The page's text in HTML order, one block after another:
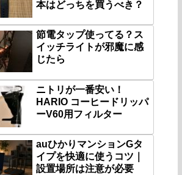
本はどっちを買うべき？
節電タップ使ってる？ス
イッチライトが邪魔に感
じたら
ニトリが一番安い！
HARIO コーヒードリッパ
ーV60用フィルター
auひかりマンションGタ
イプを快適に使うコツ｜
設置場所は注意が必要